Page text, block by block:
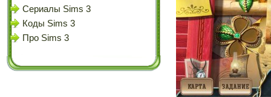
Сериалы Sims 3
Коды Sims 3
Про Sims 3